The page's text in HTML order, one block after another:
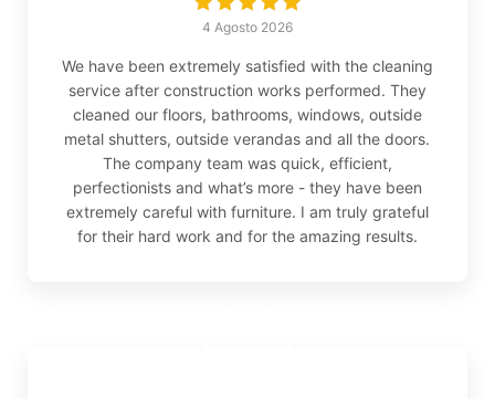
4 Agosto 2026
We have been extremely satisfied with the cleaning
service after construction works performed. They
cleaned our floors, bathrooms, windows, outside
metal shutters, outside verandas and all the doors.
The company team was quick, efficient,
perfectionists and what’s more - they have been
extremely careful with furniture. I am truly grateful
for their hard work and for the amazing results.